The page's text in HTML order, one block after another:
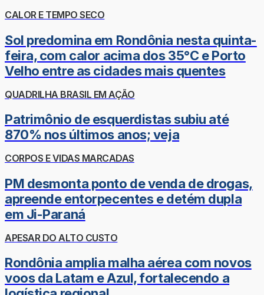
CALOR E TEMPO SECO
Sol predomina em Rondônia nesta quinta-
feira, com calor acima dos 35°C e Porto
Velho entre as cidades mais quentes
QUADRILHA BRASIL EM AÇÃO
Patrimônio de esquerdistas subiu até
870% nos últimos anos; veja
CORPOS E VIDAS MARCADAS
PM desmonta ponto de venda de drogas,
apreende entorpecentes e detém dupla
em Ji-Paraná
APESAR DO ALTO CUSTO
Rondônia amplia malha aérea com novos
voos da Latam e Azul, fortalecendo a